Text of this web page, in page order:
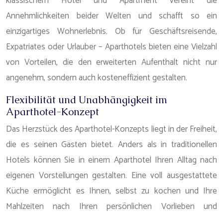
Annehmlichkeiten beider Welten und schafft so ein
einzigartiges Wohnerlebnis. Ob für Geschäftsreisende,
Expatriates oder Urlauber – Aparthotels bieten eine Vielzahl
von Vorteilen, die den erweiterten Aufenthalt nicht nur
angenehm, sondern auch kosteneffizient gestalten.
Flexibilität und Unabhängigkeit im
Aparthotel-Konzept
Das Herzstück des Aparthotel-Konzepts liegt in der Freiheit,
die es seinen Gästen bietet. Anders als in traditionellen
Hotels können Sie in einem Aparthotel Ihren Alltag nach
eigenen Vorstellungen gestalten. Eine voll ausgestattete
Küche ermöglicht es Ihnen, selbst zu kochen und Ihre
Mahlzeiten nach Ihren persönlichen Vorlieben und